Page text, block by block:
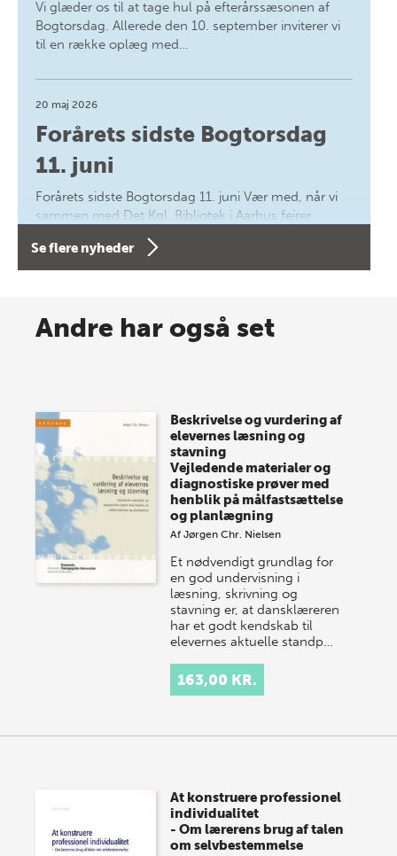
Vi glæder os til at tage hul på efterårssæsonen af
Bogtorsdag. Allerede den 10. september inviterer vi
til en række oplæg med…
20 maj 2026
Forårets sidste Bogtorsdag
11. juni
Forårets sidste Bogtorsdag 11. juni Vær med, når vi
sammen med Det Kgl. Bibliotek i Aarhus fejrer
forfatterne bag vores nyes…
Spar op til 70% til sommer-
onsdag den 10. j…
Se flere nyheder
Andre har også set
Beskrivelse og vurdering af
elevernes læsning og
stavning
Vejledende materialer og
diagnostiske prøver med
henblik på målfastsættelse
og planlægning
AfJørgen Chr. Nielsen
Et nødvendigt grundlag for
en god undervisning i
læsning, skrivning og
stavning er, at dansklæreren
har et godt kendskab til
elevernes aktuelle standp…
163,00 KR.
At konstruere professionel
individualitet
- Om lærerens brug af talen
om selvbestemmelse